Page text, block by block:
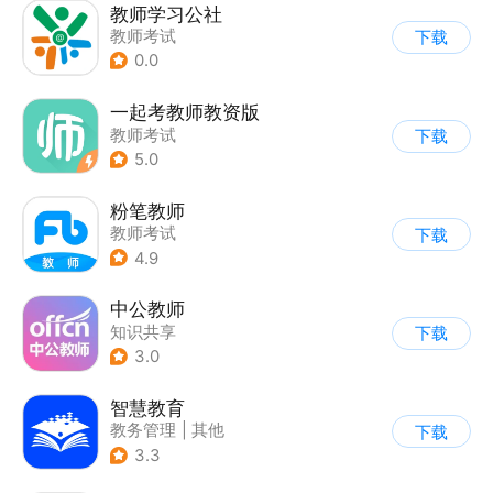
教师学习公社
教师考试
0.0
下载
一起考教师教资版
教师考试
5.0
下载
粉笔教师
教师考试
4.9
下载
中公教师
知识共享
3.0
下载
智慧教育
教务管理
其他
3.3
下载